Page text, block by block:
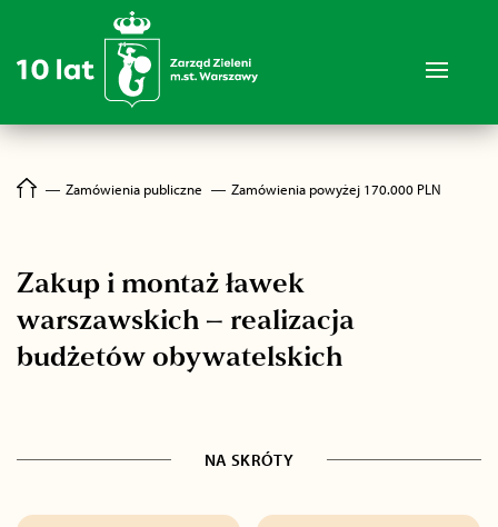
― Zamówienia publiczne ― Zamówienia powyżej 170.000 PLN
Zakup i montaż ławek
warszawskich – realizacja
budżetów obywatelskich
NA SKRÓTY